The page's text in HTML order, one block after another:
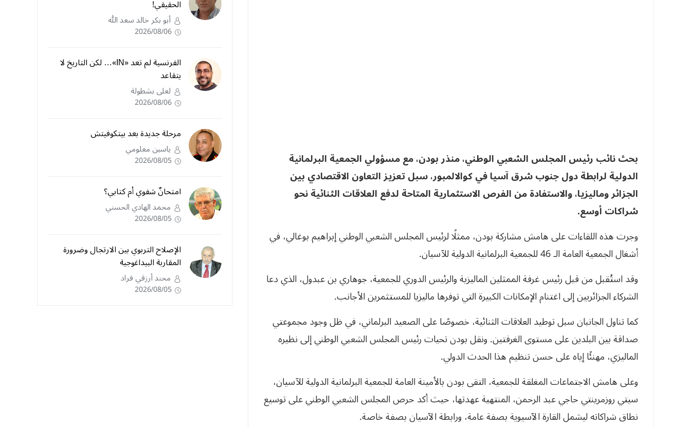
بحث نائب رئيس المجلس الشعبي الوطني، منذر بودن، مع مسؤولي الجمعية البرلمانية
الدولية لرابطة دول جنوب شرق آسيا في كوالالمبور، سبل تعزيز التعاون الاقتصادي بين
الجزائر وماليزيا، والاستفادة من الفرص الاستثمارية المتاحة لدفع العلاقات الثنائية نحو
شراكات أوسع.
وجرت هذه اللقاءات على هامش مشاركة بودن، ممثلًا لرئيس المجلس الشعبي الوطني إبراهيم بوغالي، في
أشغال الجمعية العامة الـ 46 للجمعية البرلمانية الدولية للآسيان.
وقد استُقبل من قبل رئيس غرفة الممثلين الماليزية والرئيس الدوري للجمعية، جوهاري بن عبدول، الذي دعا
الشركاء الجزائريين إلى اغتنام الإمكانات الكبيرة التي توفرها ماليزيا للمستثمرين الأجانب.
كما تناول الجانبان سبل توطيد العلاقات الثنائية، خصوصًا على الصعيد البرلماني، في ظل وجود مجموعتي
صداقة بين البلدين على مستوى الغرفتين. ونقل بودن تحيات رئيس المجلس الشعبي الوطني إلى نظيره
الماليزي، مهنئًا إياه على حسن تنظيم هذا الحدث الدولي.
وعلى هامش الاجتماعات المغلقة للجمعية، التقى بودن بالأمينة العامة للجمعية البرلمانية الدولية للآسيان،
سيتي روزمرينتي حاجي عبد الرحمن، المنتهية عهدتها، حيث أكد حرص المجلس الشعبي الوطني على توسيع
نطاق شراكاته ليشمل القارة الآسيوية بصفة عامة، ورابطة الآسيان بصفة خاصة.
الحقيقي!
أبو بكر خالد سعد الله
2026/08/06
الفرنسية لم تعد «IN»… لكن التاريخ لا
يتقاعد
لعلى بشطولة
2026/08/06
مرحلة جديدة بعد بيتكوفيتش
ياسين معلومي
2026/08/05
امتحانٌ شفوي أم كتابي؟
محمد الهادي الحسني
2026/08/05
الإصلاح التربوي بين الارتجال وضرورة
المقاربة البيداغوجية
محند أرزقي فراد
2026/08/05